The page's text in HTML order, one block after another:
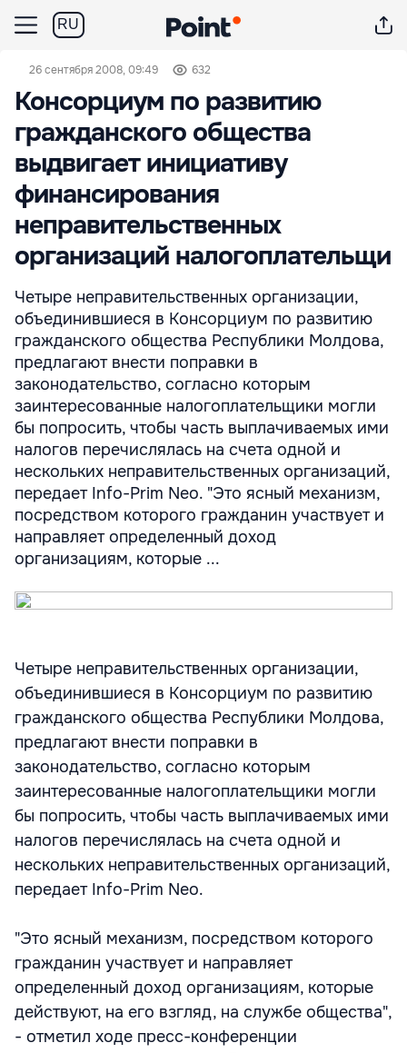
RU
26 сентября 2008, 09:49 632
Консорциум по развитию
гражданского общества
выдвигает инициативу
финансирования
неправительственных
организаций налогоплательщи
Четыре неправительственных организации,
объединившиеся в Консорциум по развитию
гражданского общества Республики Молдова,
предлагают внести поправки в
законодательство, согласно которым
заинтересованные налогоплательщики могли
бы попросить, чтобы часть выплачиваемых ими
налогов перечислялась на счета одной и
нескольких неправительственных организаций,
передает Info-Prim Neo. "Это ясный механизм,
посредством которого гражданин участвует и
направляет определенный доход
организациям, которые ...
Четыре неправительственных организации,
объединившиеся в Консорциум по развитию
гражданского общества Республики Молдова,
предлагают внести поправки в
законодательство, согласно которым
заинтересованные налогоплательщики могли
бы попросить, чтобы часть выплачиваемых ими
налогов перечислялась на счета одной и
нескольких неправительственных организаций,
передает Info-Prim Neo.
"Это ясный механизм, посредством которого
гражданин участвует и направляет
определенный доход организациям, которые
действуют, на его взгляд, на службе общества",
- отметил ходе пресс-конференции